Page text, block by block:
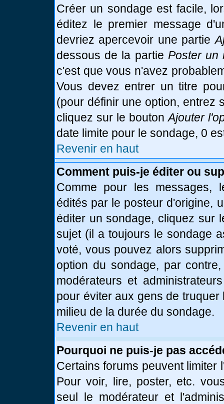
Créer un sondage est facile,
éditez le premier message
devriez apercevoir une partie
dessous de la partie Poster un
c'est que vous n'avez
Vous devez entrer un titre
(pour définir une option, entrez
cliquez sur le boutonAjouter
date limite pour le sondage, 0
Revenir en haut
Comment puis-je éditer ou
Comme pour les messages,
édités par le posteur d'origine,
éditer un sondage, cliquez sur
sujet (il a toujours le sondage
voté, vous pouvez alors
option du sondage, par
modérateurs et
pour éviter aux gens de
milieu de la durée du sondage.
Revenir en haut
Pourquoi ne puis-je pas
Certains forums peuvent
Pour voir, lire, poster, etc.
seul le modérateur et